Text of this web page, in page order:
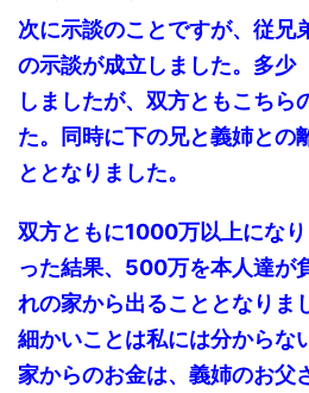
次に示談のことですが、従兄
の示談が成立しました。多少
しましたが、双方ともこちら
た。同時に下の兄と義姉との
と となりました。
双方ともに1000万以上にな
った結果、500万を本人達が
れの家から出ることとなりま
細かいことは私には分からな
家からのお金は、義姉のお父